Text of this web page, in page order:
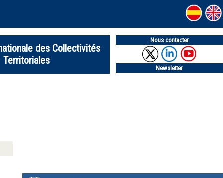
des Collectivités
Territoriales
Nous contacter
Newsletter